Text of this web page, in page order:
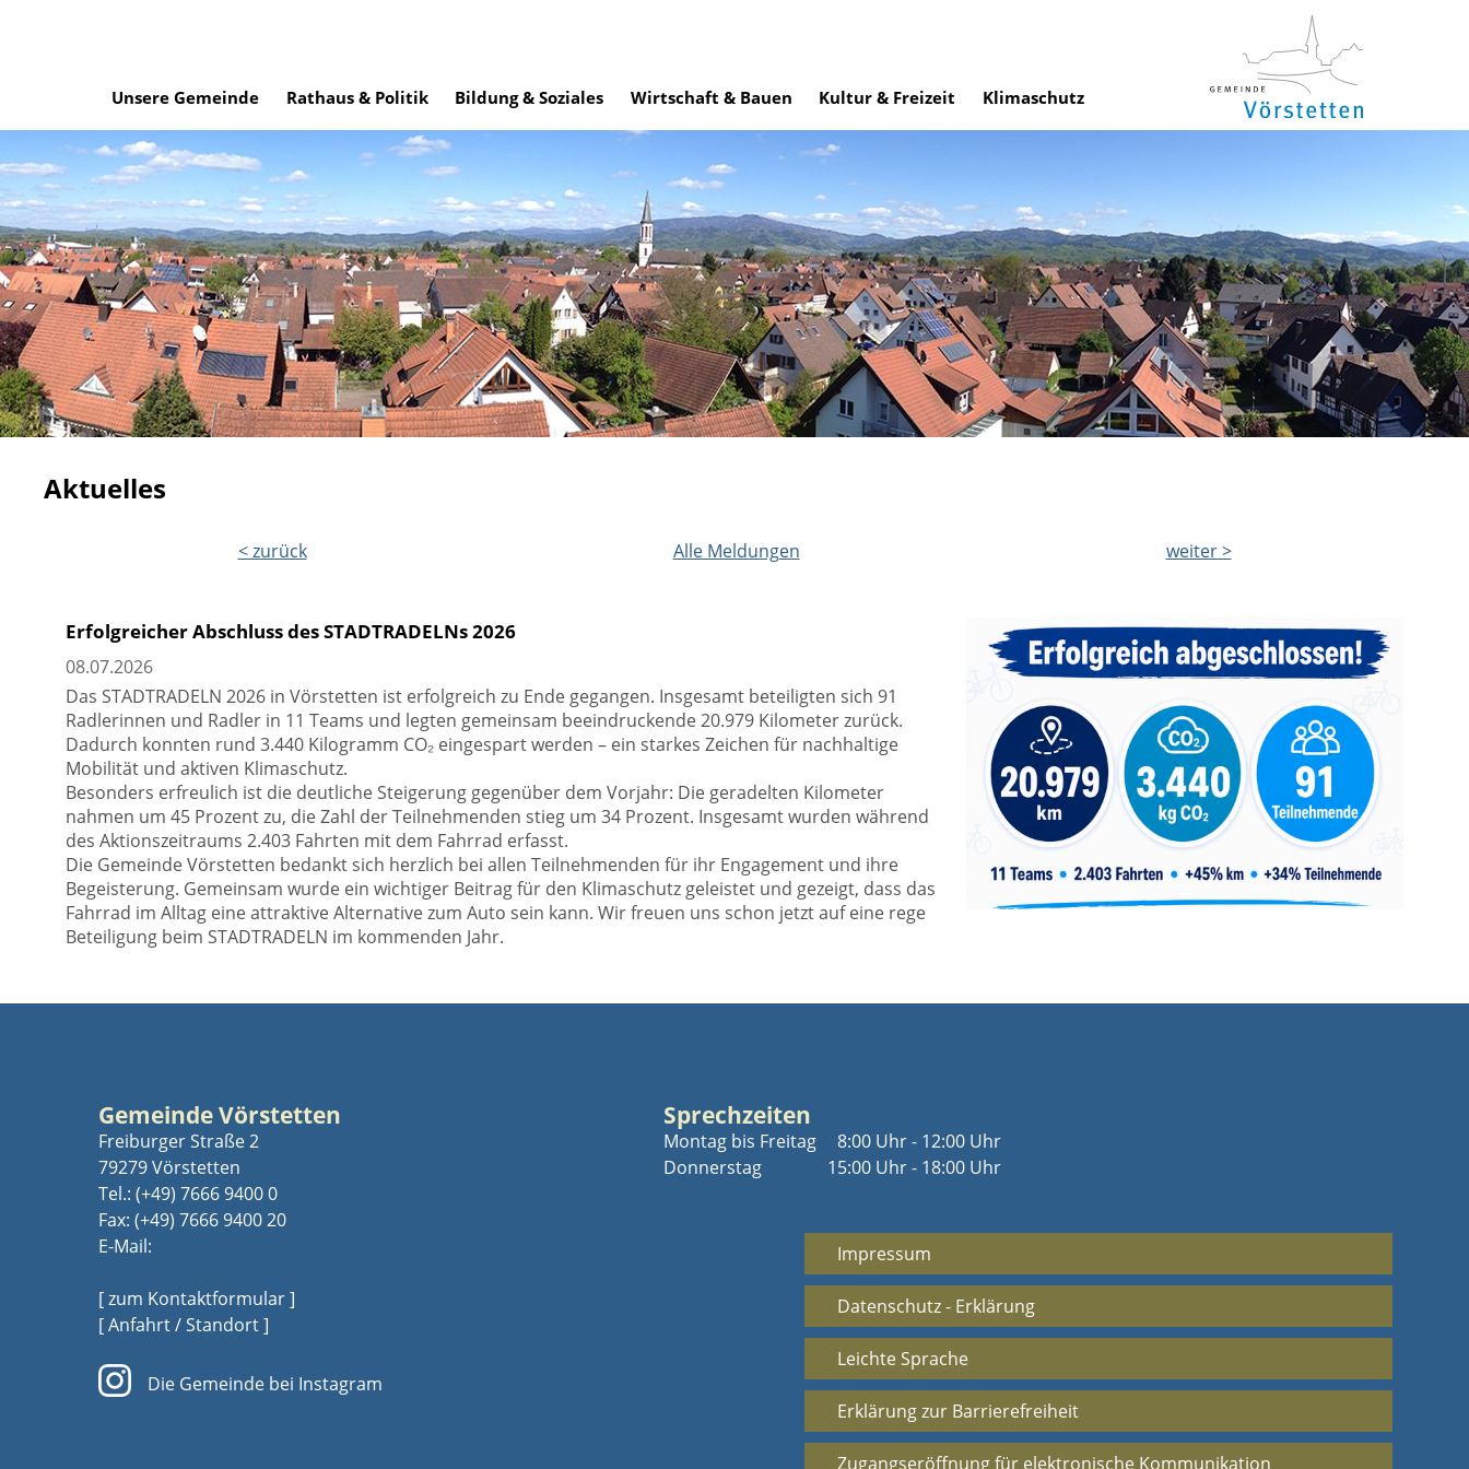
Unsere Gemeinde Rathaus & Politik Bildung & Soziales Wirtschaft & Bauen Kultur & Freizeit Klimaschutz
Aktuelles
< zurück Alle Meldungen weiter >
Erfolgreicher Abschluss des STADTRADELNs 2026
08.07.2026
Das STADTRADELN 2026 in Vörstetten ist erfolgreich zu Ende gegangen. Insgesamt beteiligten sich 91
Radlerinnen und Radler in 11 Teams und legten gemeinsam beeindruckende 20.979 Kilometer zurück.
Dadurch konnten rund 3.440 Kilogramm CO₂ eingespart werden – ein starkes Zeichen für nachhaltige
Mobilität und aktiven Klimaschutz.
Besonders erfreulich ist die deutliche Steigerung gegenüber dem Vorjahr: Die geradelten Kilometer
nahmen um 45 Prozent zu, die Zahl der Teilnehmenden stieg um 34 Prozent. Insgesamt wurden während
des Aktionszeitraums 2.403 Fahrten mit dem Fahrrad erfasst.
Die Gemeinde Vörstetten bedankt sich herzlich bei allen Teilnehmenden für ihr Engagement und ihre
Begeisterung. Gemeinsam wurde ein wichtiger Beitrag für den Klimaschutz geleistet und gezeigt, dass das
Fahrrad im Alltag eine attraktive Alternative zum Auto sein kann. Wir freuen uns schon jetzt auf eine rege
Beteiligung beim STADTRADELN im kommenden Jahr.
Gemeinde Vörstetten
Freiburger Straße 2
79279 Vörstetten
Tel.: (+49) 7666 9400 0
Fax: (+49) 7666 9400 20
E-Mail:
[ zum Kontaktformular ]
[ Anfahrt / Standort ]
Die Gemeinde bei Instagram
Sprechzeiten
Montag bis Freitag
Donnerstag
8:00 Uhr - 12:00 Uhr
15:00 Uhr - 18:00 Uhr
Impressum
Datenschutz - Erklärung
Leichte Sprache
Erklärung zur Barrierefreiheit
Zugangseröffnung für elektronische Kommunikation